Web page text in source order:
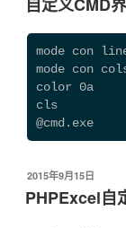
于
mode con
mode con
color 0a
cls
@cmd.exe
发
布
于
2015年9月15日
PHPExcel自